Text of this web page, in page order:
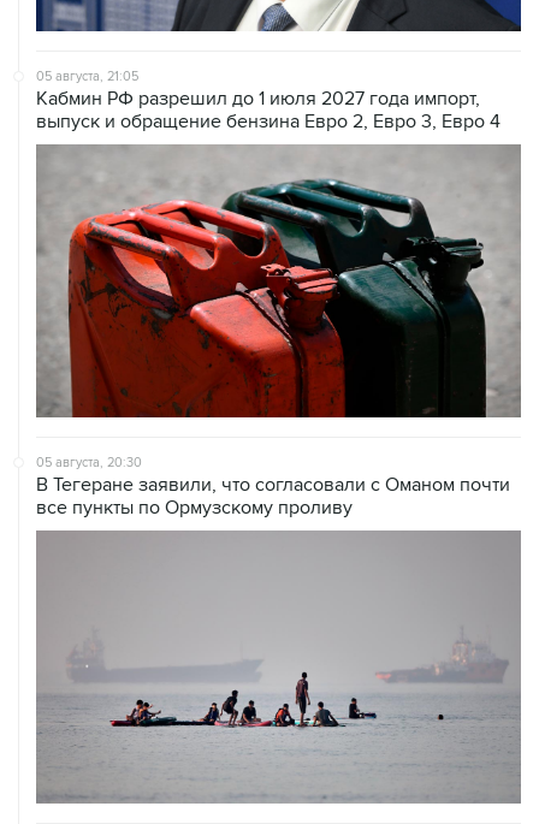
05 августа, 21:05
Кабмин РФ разрешил до 1 июля 2027 года импорт,
выпуск и обращение бензина Евро 2, Евро 3, Евро 4
05 августа, 20:30
В Тегеране заявили, что согласовали с Оманом почти
все пункты по Ормузскому проливу